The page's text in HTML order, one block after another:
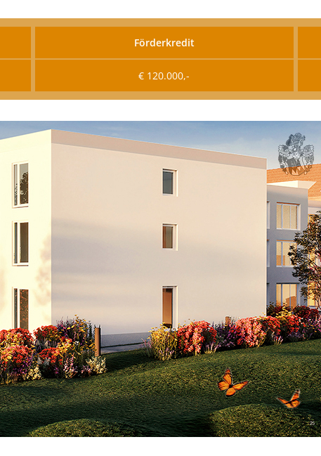
Förderkredit
€ 120.000,-